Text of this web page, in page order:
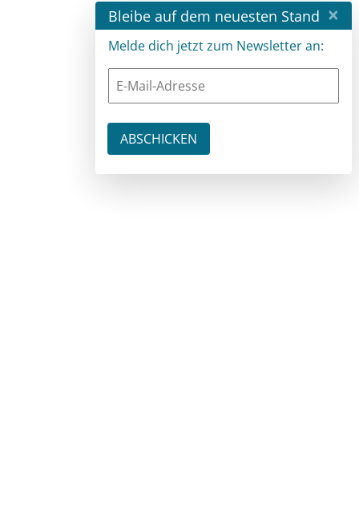
Bleibe auf dem neuesten Stand ×
Melde dich jetzt zum Newsletter an: